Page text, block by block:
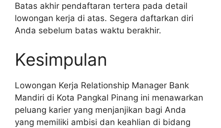
Batas akhir pendaftaran tertera pada detail
lowongan kerja di atas. Segera daftarkan diri
Anda sebelum batas waktu berakhir.
Kesimpulan
Lowongan Kerja Relationship Manager Bank
Mandiri di Kota Pangkal Pinang ini menawarkan
peluang karier yang menjanjikan bagi Anda
yang memiliki ambisi dan keahlian di bidang